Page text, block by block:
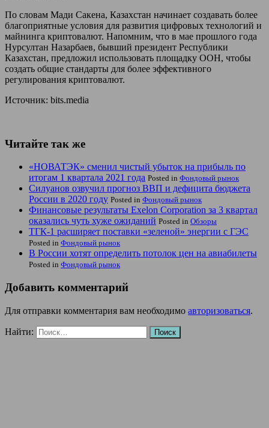
По словам Мади Сакена, Казахстан начинает создавать более
благоприятные условия для развития цифровых технологий и
майнинга криптовалют. Напомним, что в мае прошлого года
Нурсултан Назарбаев, бывший президент Республики
Казахстан, предложил использовать площадку ООН, чтобы
создать общие стандарты для более эффективного
регулирования криптовалют.
Источник: bits.media
Читайте так же
«НОВАТЭК» сменил чистый убыток на прибыль по
итогам 1 квартала 2021 года Posted in Фондовый рынок
Силуанов озвучил прогноз ВВП и дефицита бюджета
России в 2020 году Posted in Фондовый рынок
Финансовые результаты Exelon Corporation за 3 квартал
оказались чуть хуже ожиданий Posted in Обзоры
ТГК-1 расширяет поставки «зеленой» энергии с ГЭС
Posted in Фондовый рынок
В России хотят определить потолок цен на авиабилеты
Posted in Фондовый рынок
Добавить комментарий
Для отправки комментария вам необходимо авторизоваться.
Найти: